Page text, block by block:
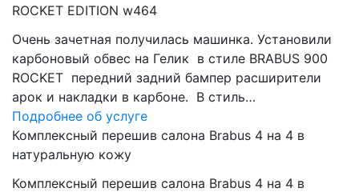
ROCKET EDITION w464
Очень зачетная получилась машинка. Установили
карбоновый обвес на Гелик в стиле BRABUS 900
ROCKET передний задний бампер расширители
арок и накладки в карбоне. В стиль…
Подробнее об услуге
Комплексный перешив салона Brabus 4 на 4 в
натуральную кожу
Комплексный перешив салона Brabus 4 на 4 в